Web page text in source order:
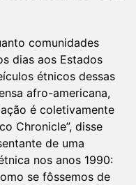
comunidades
dias aos Estados
étnicos dessas
afro-americana,
é coletivamente
Chronicle”, disse
de uma
nos anos 1990:
se fôssemos de